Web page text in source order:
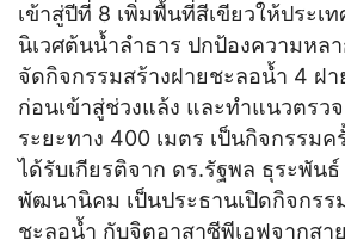
เข้าสู่ปีที่ 8 เพิ่มพื้นที่สีเขียวให้ประเ
นิเวศต้นน้ำลำธาร ปกป้องความหล
จัดกิจกรรมสร้างฝายชะลอน้ำ 4 ฝา
ก่อนเข้าสู่ช่วงแล้ง และทำแนวตรว
ระยะทาง 400 เมตร เป็นกิจกรรม
ได้รับเกียรติจาก ดร.รัฐพล ธุระพันธ์
พัฒนานิคม เป็นประธานเปิดกิจกรร
ชะลอน้ำ กับจิตอาสาซีพีเอฟจากสา